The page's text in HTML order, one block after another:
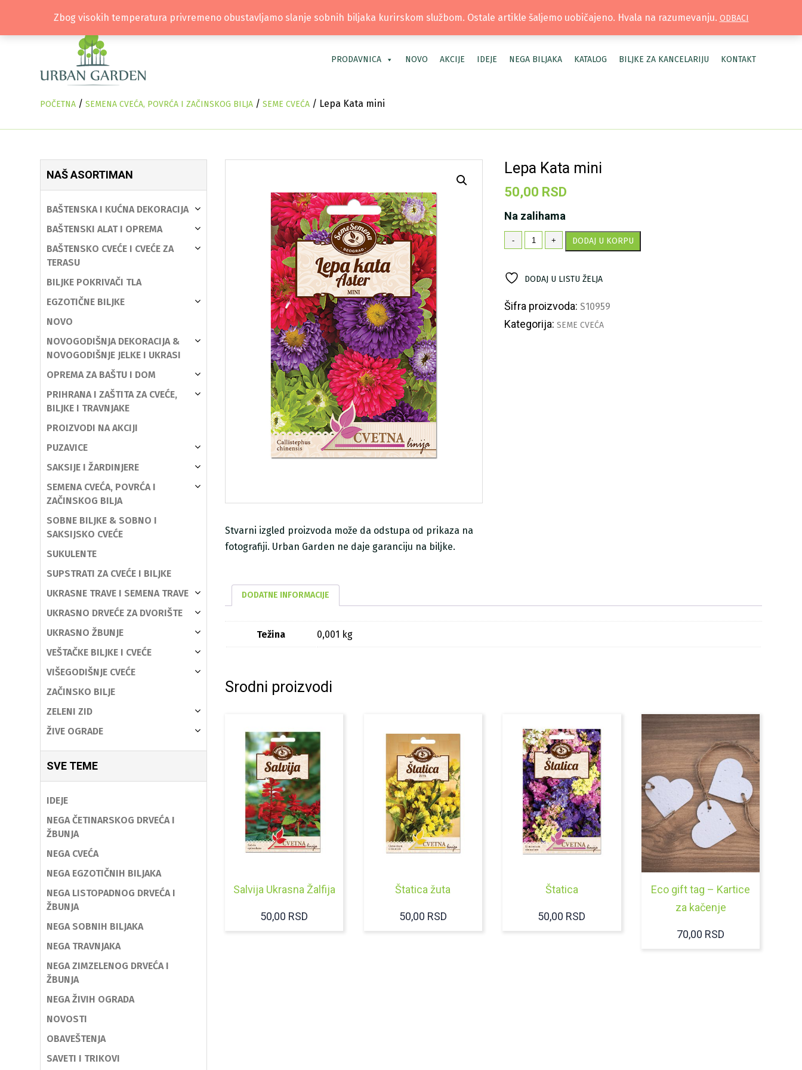
TEL: +381 66 40 40 30 | LOKACIJA: OSTRUŽNICA | MOJ NALOG
PRODAVNICA NOVO AKCIJE IDEJE NEGA BILJAKA KATALOG BILJKE ZA KANCELARIJU KONTAKT
POČETNA / SEMENA CVEĆA, POVRĆA I ZAČINSKOG BILJA / SEME CVEĆA / Lepa Kata mini
NAŠ ASORTIMAN
BAŠTENSKA I KUĆNA DEKORACIJA
BAŠTENSKI ALAT I OPREMA
BAŠTENSKO CVEĆE I CVEĆE ZA
TERASU
BILJKE POKRIVAČI TLA
EGZOTIČNE BILJKE
NOVO
NOVOGODIŠNJA DEKORACIJA &
NOVOGODIŠNJE JELKE I UKRASI
OPREMA ZA BAŠTU I DOM
PRIHRANA I ZAŠTITA ZA CVEĆE,
BILJKE I TRAVNJAKE
PROIZVODI NA AKCIJI
PUZAVICE
SAKSIJE I ŽARDINJERE
SEMENA CVEĆA, POVRĆA I
ZAČINSKOG BILJA
SOBNE BILJKE & SOBNO I
SAKSIJSKO CVEĆE
SUKULENTE
SUPSTRATI ZA CVEĆE I BILJKE
UKRASNE TRAVE I SEMENA TRAVE
UKRASNO DRVEĆE ZA DVORIŠTE
UKRASNO ŽBUNJE
VEŠTAČKE BILJKE I CVEĆE
VIŠEGODIŠNJE CVEĆE
ZAČINSKO BILJE
ZELENI ZID
ŽIVE OGRADE
SVE TEME
IDEJE
NEGA ČETINARSKOG DRVEĆA I
ŽBUNJA
NEGA CVEĆA
NEGA EGZOTIČNIH BILJAKA
NEGA LISTOPADNOG DRVEĆA I
ŽBUNJA
NEGA SOBNIH BILJAKA
NEGA TRAVNJAKA
NEGA ZIMZELENOG DRVEĆA I
ŽBUNJA
NEGA ŽIVIH OGRADA
NOVOSTI
OBAVEŠTENJA
SAVETI I TRIKOVI
Lepa Kata mini
50,00 RSD
Na zalihama
-
Lepa
Kata
+ DODAJ U KORPU
DODAJ U LISTU ŽELJA
Šifra proizvoda: S10959
Kategorija: SEME CVEĆA
Stvarni izgled proizvoda može da odstupa od prikaza na
fotografiji. Urban Garden ne daje garanciju na biljke.
DODATNE INFORMACIJE
Težina 0,001 kg
Srodni proizvodi
Salvija Ukrasna Žalfija
50,00 RSD
Štatica žuta
50,00 RSD
Štatica
50,00 RSD
Eco gift tag – Kartice
za kačenje
70,00 RSD
Zbog visokih temperatura privremeno obustavljamo slanje sobnih biljaka kurirskom službom. Ostale artikle šaljemo uobičajeno. Hvala na razumevanju. ODBACI